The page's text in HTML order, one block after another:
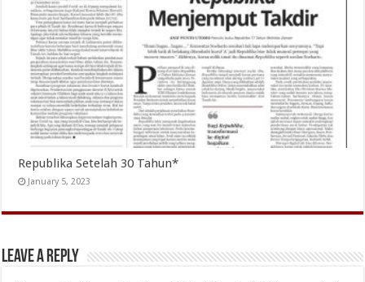
Republika Setelah 30 Tahun*
January 5, 2023
Leave a Reply